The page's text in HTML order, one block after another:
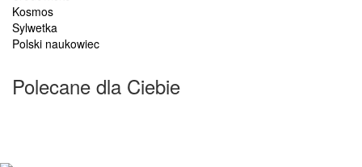
Kosmos
Sylwetka
Polski naukowiec
Polecane dla Ciebie